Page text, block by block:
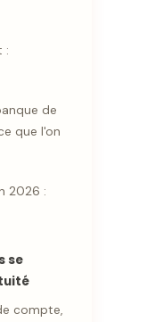
:
de
que l'on
2026 :
se
compte,